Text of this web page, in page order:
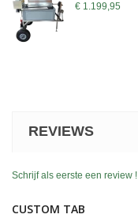
€ 1.199,95
REVIEWS
Schrijf als eerste een review !
CUSTOM TAB